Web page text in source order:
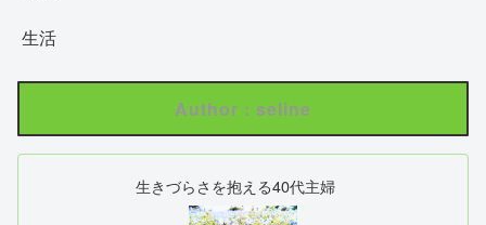
生活
Author : seline
生きづらさを抱える40代主婦